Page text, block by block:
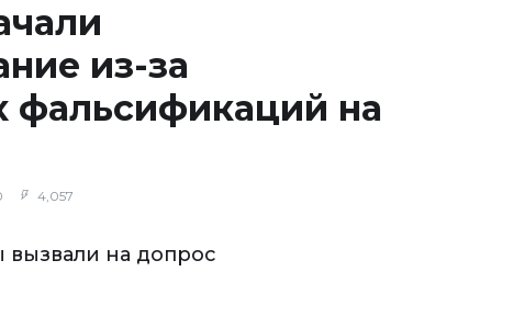
из-за
фальсификаций на
4,057
вызвали на допрос